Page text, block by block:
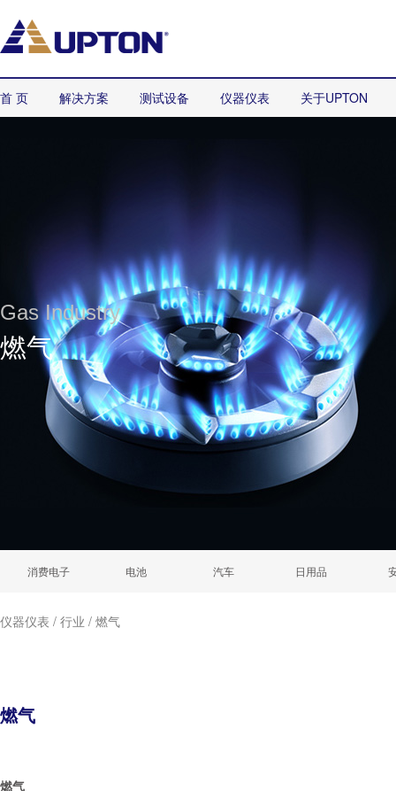
首 页 解决方案 测试设备 仪器仪表 关于UPTON
Gas Industry
燃气
消费电子 电池 汽车 日用品
仪器仪表 / 行业 / 燃气
燃气
燃气